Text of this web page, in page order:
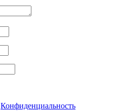
Конфиденциальность